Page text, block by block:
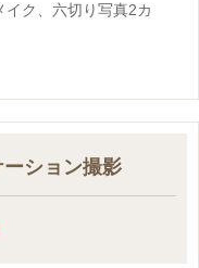
イク、六切り写真2カ
ション撮影